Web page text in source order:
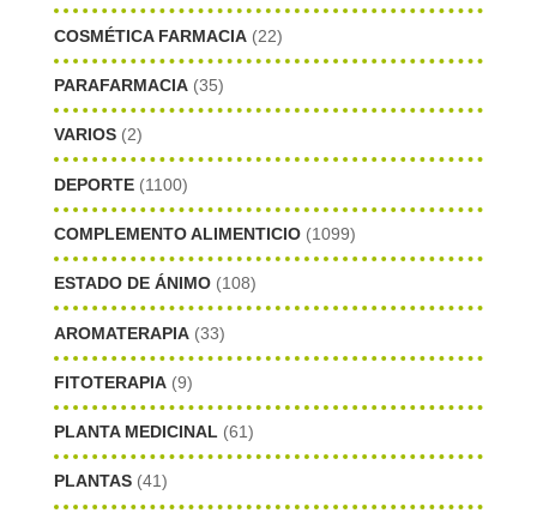
COSMÉTICA FARMACIA (22)
PARAFARMACIA (35)
VARIOS (2)
DEPORTE (1100)
COMPLEMENTO ALIMENTICIO (1099)
ESTADO DE ÁNIMO (108)
AROMATERAPIA (33)
FITOTERAPIA (9)
PLANTA MEDICINAL (61)
PLANTAS (41)